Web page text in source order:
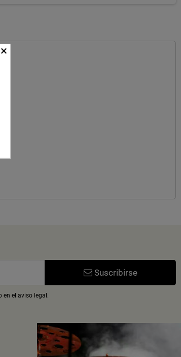
Suscribirse
en el aviso legal.
×